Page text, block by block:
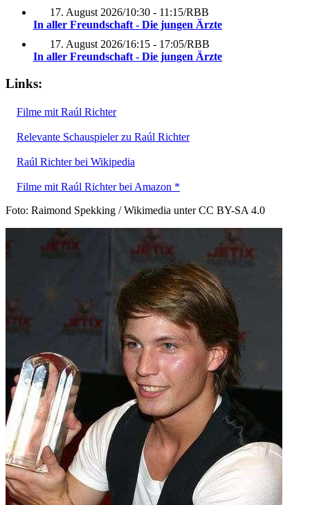
17. August 2026/10:30 - 11:15/RBB
In aller Freundschaft - Die jungen Ärzte
17. August 2026/16:15 - 17:05/RBB
In aller Freundschaft - Die jungen Ärzte
Links:
Filme mit Raúl Richter
Relevante Schauspieler zu Raúl Richter
Raúl Richter bei Wikipedia
Filme mit Raúl Richter bei Amazon *
Foto: Raimond Spekking / Wikimedia unter CC BY-SA 4.0